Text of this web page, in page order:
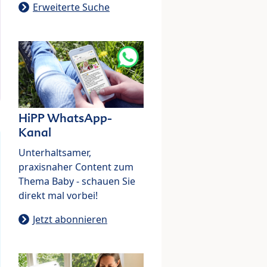
Erweiterte Suche
HiPP WhatsApp-
Kanal
Unterhaltsamer,
praxisnaher Content zum
Thema Baby - schauen Sie
direkt mal vorbei!
Jetzt abonnieren